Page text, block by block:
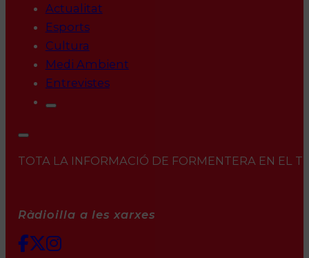
Actualitat
Esports
Cultura
Medi Ambient
Entrevistes
TOTA LA INFORMACIÓ DE FORMENTERA EN EL
Ràdioilla a les xarxes